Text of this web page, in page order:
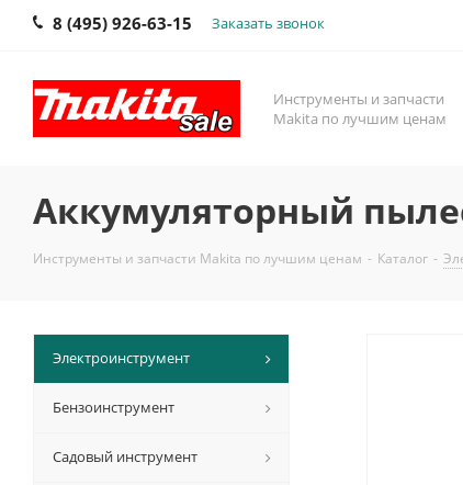
8 (495) 926-63-15 Заказать звонок
Инструменты и запчасти
Makita по лучшим ценам
Аккумуляторный
Инструменты и запчасти Makita по лучшим ценам - Каталог -
Электроинструмент
Бензоинструмент
Садовый инструмент